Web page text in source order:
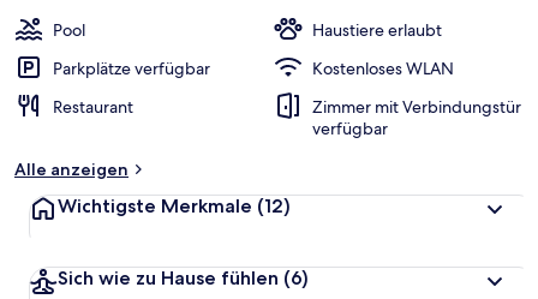
Pool
Haustiere erlaubt
Parkplätze verfügbar
Kostenloses WLAN
Restaurant
Zimmer mit Verbindungstür
verfügbar
Alle anzeigen
Wichtigste Merkmale (12)
Sich wie zu Hause fühlen (6)